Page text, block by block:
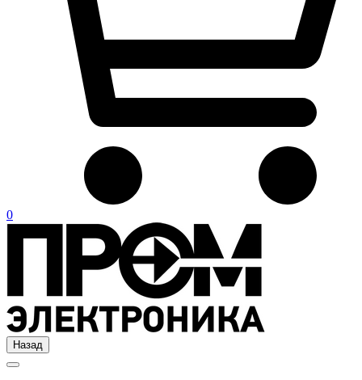
0
Назад